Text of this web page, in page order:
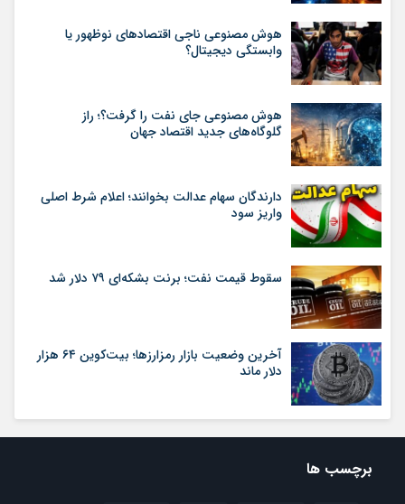
هوش مصنوعی ناجی اقتصادهای نوظهور یا
وابستگی دیجیتال؟
هوش مصنوعی جای نفت را گرفت؟؛ راز
گلوگاه‌های جدید اقتصاد جهان
دارندگان سهام عدالت بخوانند؛ اعلام شرط اصلی
واریز سود
سقوط قیمت نفت؛ برنت بشکه‌ای ۷۹ دلار شد
آخرین وضعیت بازار رمزارزها؛ بیت‌کوین ۶۴ هزار
دلار ماند
برچسب ها